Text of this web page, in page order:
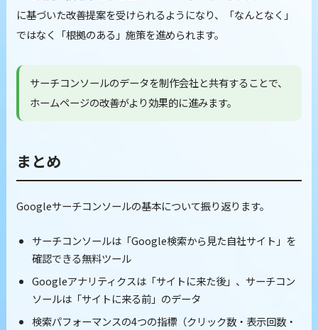
に基づいた改善提案を受けられるようになり、「なんとなく」
ではなく「根拠のある」施策を進められます。
サーチコンソールのデータを制作会社と共有することで、
ホームページの改善がより効果的に進みます。
まとめ
Googleサーチコンソールの基本について振り返ります。
サーチコンソールは「Google検索から見た自社サイト」を
確認できる無料ツール
Googleアナリティクスは「サイトに来た後」、サーチコン
ソールは「サイトに来る前」のデータ
検索パフォーマンスの4つの指標（クリック数・表示回数・